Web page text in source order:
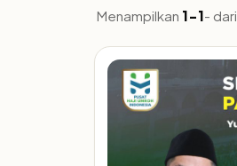
Menampilkan 1-1- dari